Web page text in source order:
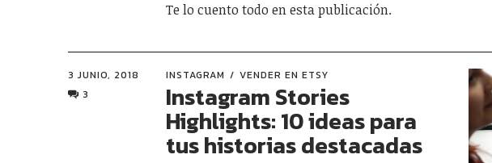
Te lo cuento todo en esta publicación.
3 JUNIO, 2018
3
INSTAGRAM VENDER EN ETSY
Instagram Stories
Highlights: 10 ideas para
tus historias destacadas